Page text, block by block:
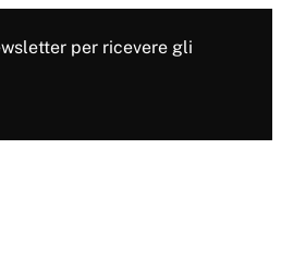
per ricevere gli